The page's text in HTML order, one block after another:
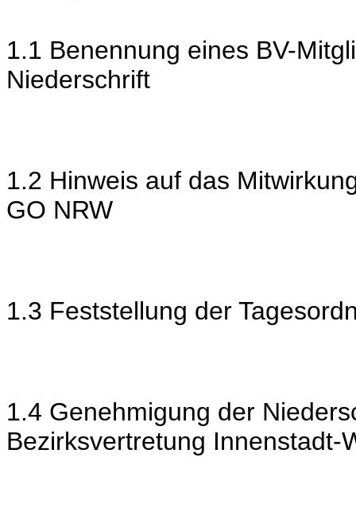
1.1 Benennung eines BV-
Niederschrift
1.2 Hinweis auf das
GO NRW
1.3 Feststellung der
1.4 Genehmigung der
Bezirksvertretung Innenstadt-